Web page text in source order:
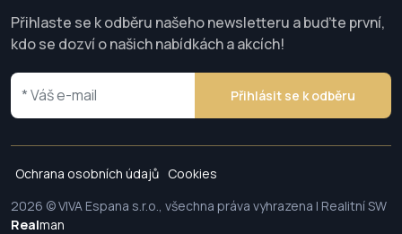
Přihlaste se k odběru našeho newsletteru a buďte první,
kdo se dozví o našich nabídkách a akcích!
Přihlásit se k odběru
Ochrana osobních údajů Cookies
2026 © VIVA Espana s.r.o., všechna práva vyhrazena | Realitní SW
Realman